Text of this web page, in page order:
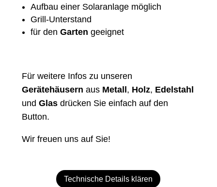
Aufbau einer Solaranlage möglich
Grill-Unterstand
für den Garten geeignet
Für weitere Infos zu unseren
Gerätehäusern aus Metall , Holz, Edelstahl
und Glasdrücken Sie einfach auf den
Button.
Wir freuen uns auf Sie!
Technische Details klären